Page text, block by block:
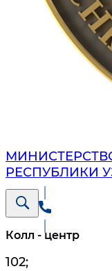
РЕСПУБЛИКИ
Колл - центр
102;